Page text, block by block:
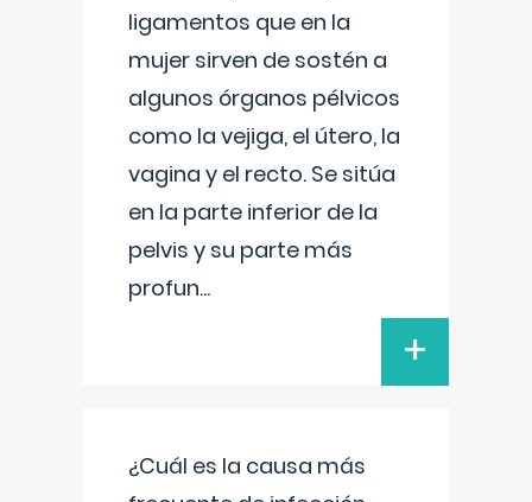
ligamentos que en la
mujer sirven de sostén a
algunos órganos pélvicos
como la vejiga, el útero, la
vagina y el recto. Se sitúa
en la parte inferior de la
pelvis y su parte más
profun...
+
¿Cuál es la causa más